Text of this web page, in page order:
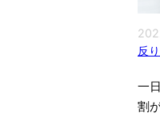
反
一
割